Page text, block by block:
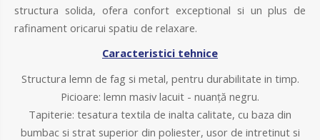
structura solida, ofera confort exceptional si un plus de
rafinament oricarui spatiu de relaxare.
Caracteristici tehnice
Structura lemn de fag si metal, pentru durabilitate in timp.
Picioare: lemn masiv lacuit - nuanță negru.
Tapiterie: tesatura textila de inalta calitate, cu baza din
bumbac si strat superior din poliester, usor de intretinut si